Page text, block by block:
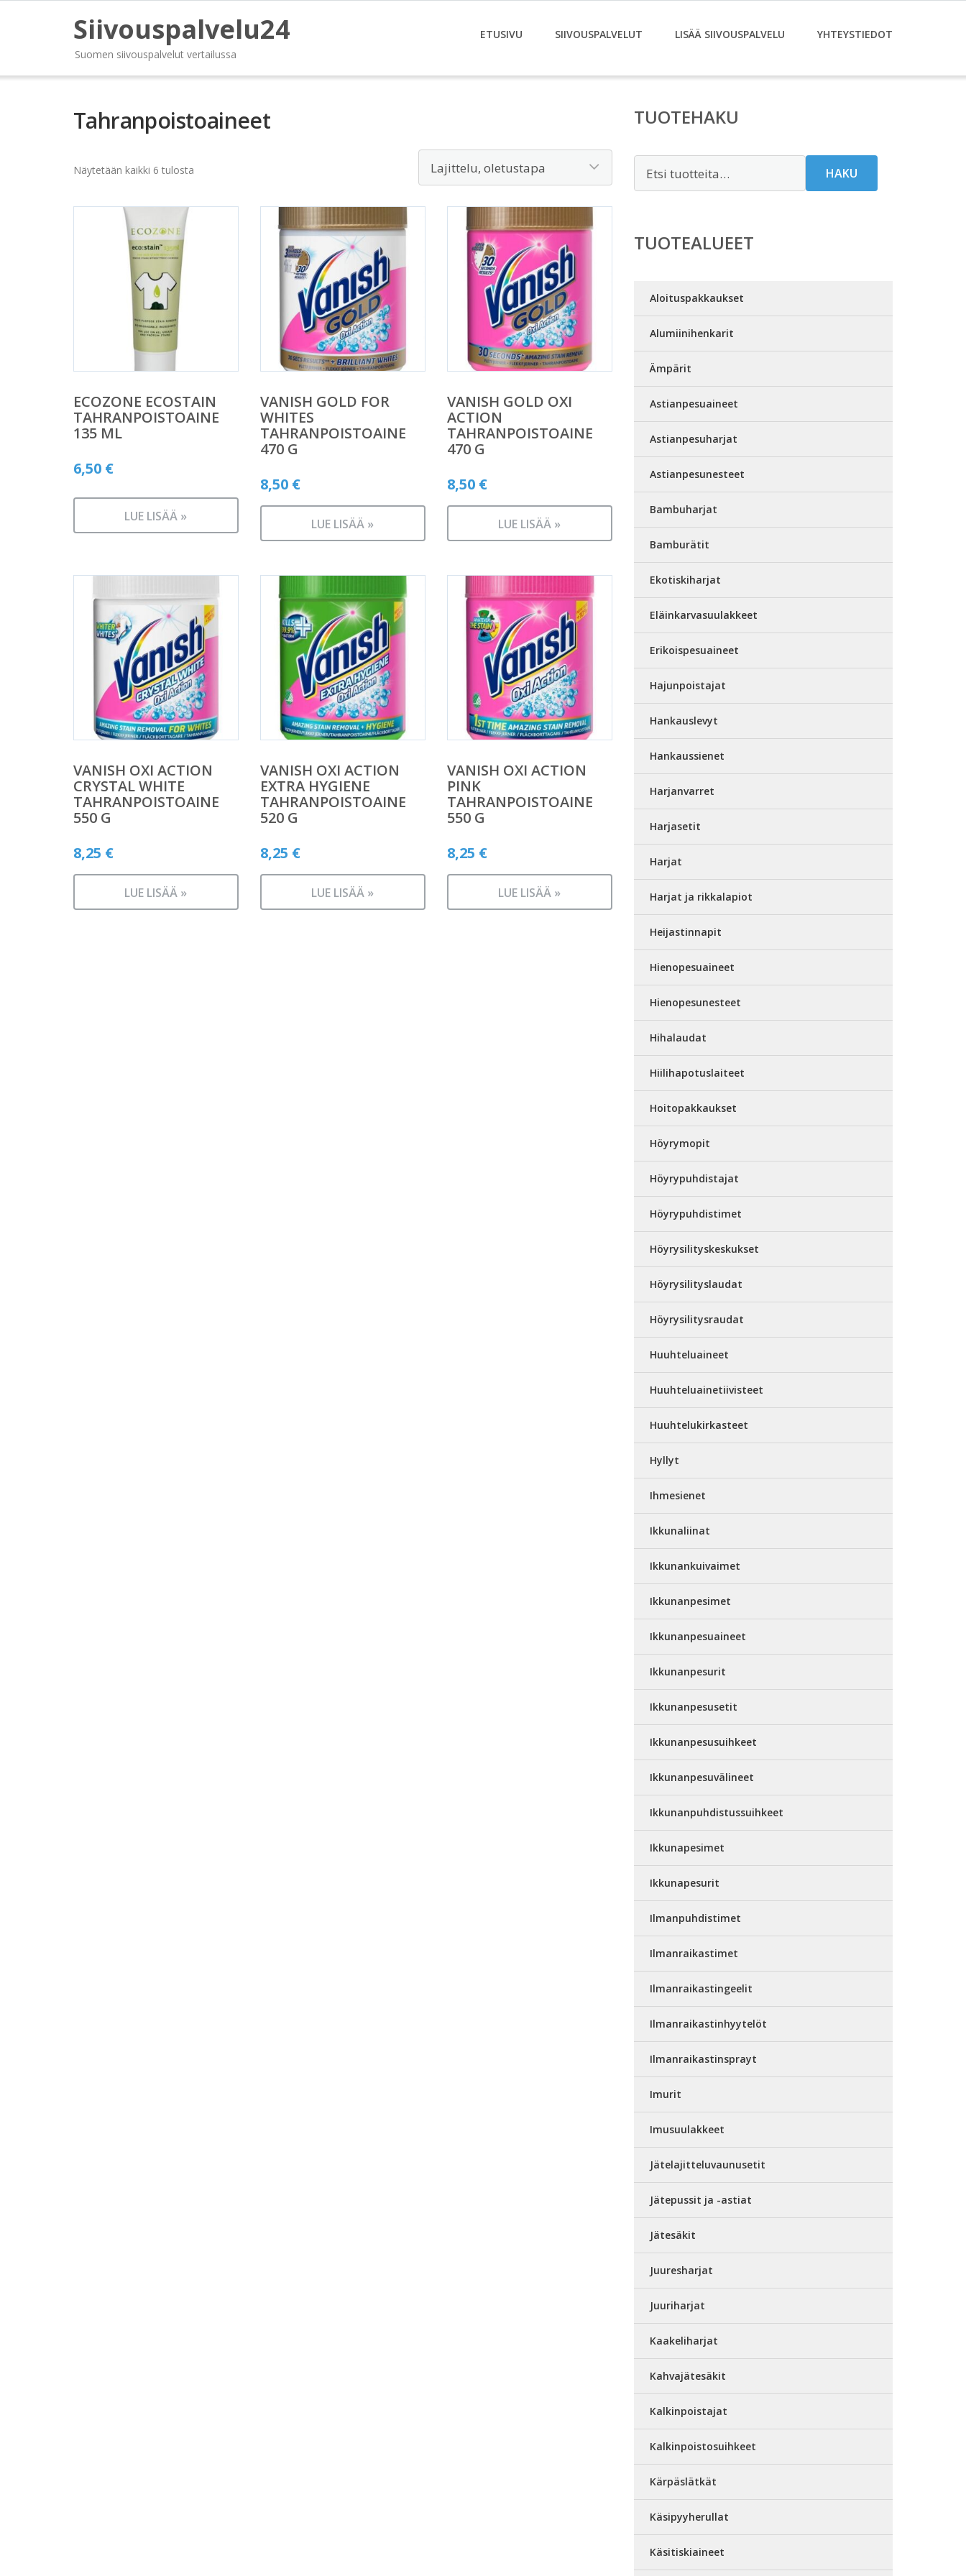
Siivouspalvelu24
Suomen siivouspalvelut vertailussa
ETUSIVU SIIVOUSPALVELUT LISÄÄ SIIVOUSPALVELU YHTEYSTIEDOT
Tahranpoistoaineet
Näytetään kaikki 6 tulosta
ECOZONE ECOSTAIN
TAHRANPOISTOAINE
135 ML
6,50 €
LUE LISÄÄ »
VANISH GOLD FOR
WHITES
TAHRANPOISTOAINE
470 G
8,50 €
LUE LISÄÄ »
VANISH GOLD OXI
ACTION
TAHRANPOISTOAINE
470 G
8,50 €
LUE LISÄÄ »
VANISH OXI ACTION
CRYSTAL WHITE
TAHRANPOISTOAINE
550 G
8,25 €
LUE LISÄÄ »
VANISH OXI ACTION
EXTRA HYGIENE
TAHRANPOISTOAINE
520 G
8,25 €
LUE LISÄÄ »
VANISH OXI ACTION
PINK
TAHRANPOISTOAINE
550 G
8,25 €
LUE LISÄÄ »
TUOTEHAKU
HAKU
TUOTEALUEET
Aloituspakkaukset
Alumiinihenkarit
Ämpärit
Astianpesuaineet
Astianpesuharjat
Astianpesunesteet
Bambuharjat
Bamburätit
Ekotiskiharjat
Eläinkarvasuulakkeet
Erikoispesuaineet
Hajunpoistajat
Hankauslevyt
Hankaussienet
Harjanvarret
Harjasetit
Harjat
Harjat ja rikkalapiot
Heijastinnapit
Hienopesuaineet
Hienopesunesteet
Hihalaudat
Hiilihapotuslaiteet
Hoitopakkaukset
Höyrymopit
Höyrypuhdistajat
Höyrypuhdistimet
Höyrysilityskeskukset
Höyrysilityslaudat
Höyrysilitysraudat
Huuhteluaineet
Huuhteluainetiivisteet
Huuhtelukirkasteet
Hyllyt
Ihmesienet
Ikkunaliinat
Ikkunankuivaimet
Ikkunanpesimet
Ikkunanpesuaineet
Ikkunanpesurit
Ikkunanpesusetit
Ikkunanpesusuihkeet
Ikkunanpesuvälineet
Ikkunanpuhdistussuihkeet
Ikkunapesimet
Ikkunapesurit
Ilmanpuhdistimet
Ilmanraikastimet
Ilmanraikastingeelit
Ilmanraikastinhyytelöt
Ilmanraikastinsprayt
Imurit
Imusuulakkeet
Jätelajitteluvaunusetit
Jätepussit ja -astiat
Jätesäkit
Juuresharjat
Juuriharjat
Kaakeliharjat
Kahvajätesäkit
Kalkinpoistajat
Kalkinpoistosuihkeet
Kärpäslätkät
Käsipyyherullat
Käsitiskiaineet